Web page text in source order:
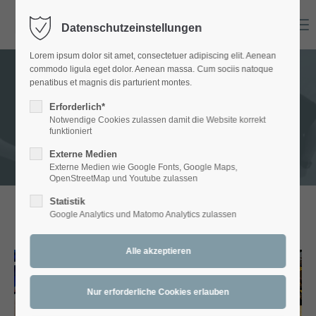
Login
Benutzername
Passwort
Anmelden
Support
Lorem ipsum dolor sit amet:
GALLERY - Bands
ARTETT
Datenschutzeinstellungen
Lorem ipsum dolor sit amet, consectetuer adipiscing elit. Aenean
commodo ligula eget dolor. Aenean massa. Cum sociis natoque
penatibus et magnis dis parturient montes.
Erforderlich*
Notwendige Cookies zulassen damit die Website korrekt
funktioniert
Externe Medien
Externe Medien wie Google Fonts, Google Maps,
OpenStreetMap und Youtube zulassen
Statistik
Google Analytics und Matomo Analytics zulassen